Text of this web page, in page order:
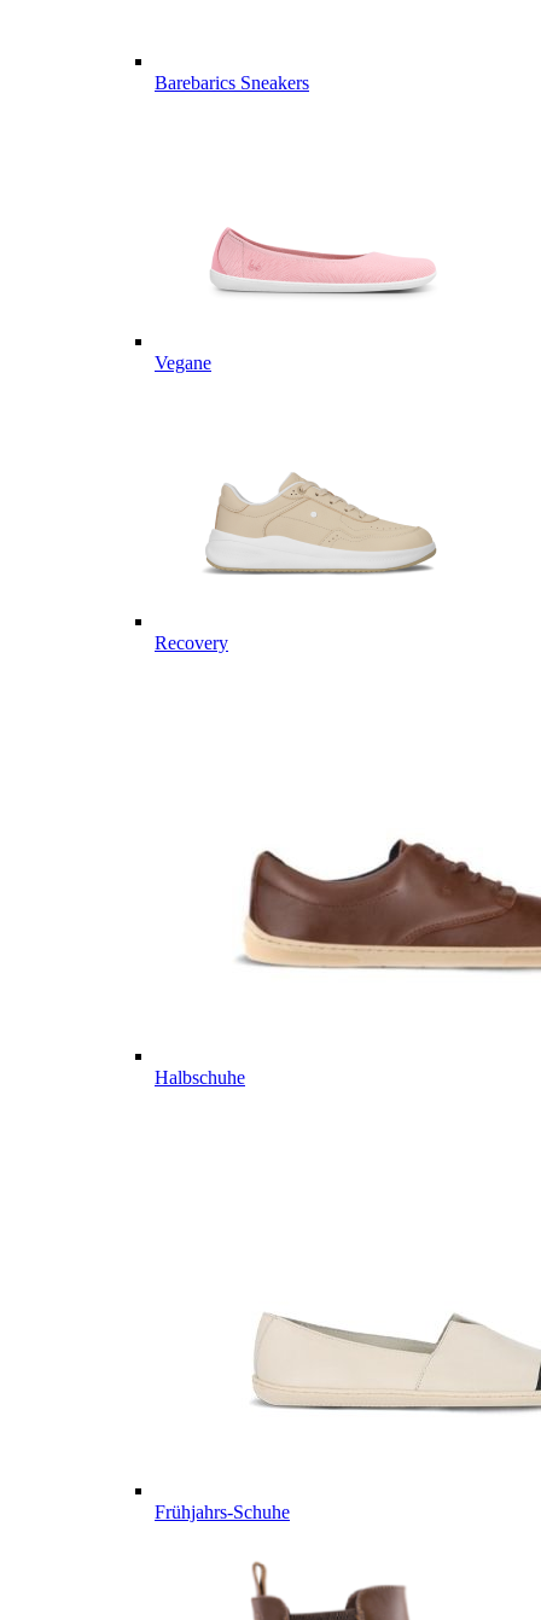
Barebarics Sneakers
Vegane
Recovery
Halbschuhe
Frühjahrs-Schuhe